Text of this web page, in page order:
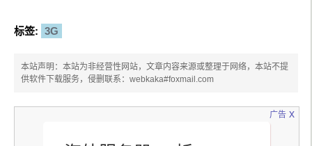
标签: 3G
本站声明：本站为非经营性网站，文章内容来源或整理于网络，本站不提
供软件下载服务，侵删联系：webkaka#foxmail.com
广告 x